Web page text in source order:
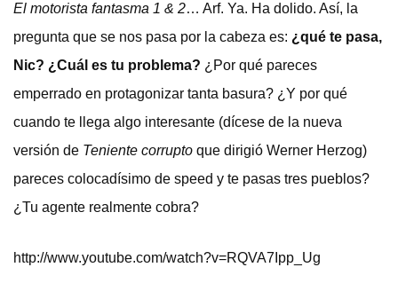
El motorista fantasma 1 & 2… Arf. Ya. Ha dolido. Así, la
pregunta que se nos pasa por la cabeza es: ¿qué te pasa,
Nic? ¿Cuál es tu problema? ¿Por qué pareces
emperrado en protagonizar tanta basura? ¿Y por qué
cuando te llega algo interesante (dícese de la nueva
versión de Teniente corrupto que dirigió Werner Herzog)
pareces colocadísimo de speed y te pasas tres pueblos?
¿Tu agente realmente cobra?
http://www.youtube.com/watch?v=RQVA7Ipp_Ug